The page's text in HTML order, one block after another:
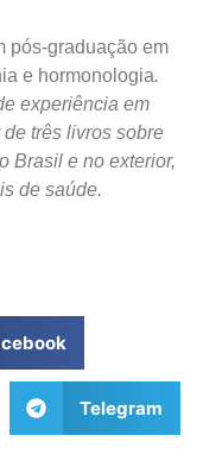
pós-graduação em
e hormonologia.
experiência em
três livros sobre
Brasil e no exterior,
de saúde.
Telegram